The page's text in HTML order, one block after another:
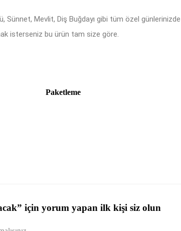
Sünnet, Mevlit, Diş Buğdayı gibi tüm özel
isterseniz bu ürün tam size göre.
Paketleme
için yorum yapan ilk kişi siz olun